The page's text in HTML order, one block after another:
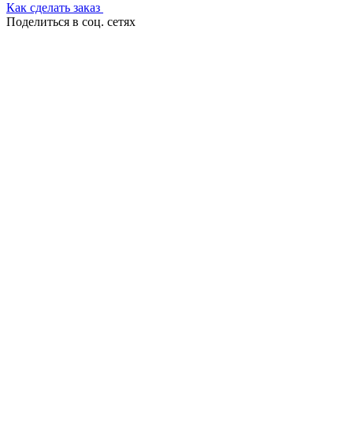
Как сделать заказ
Поделиться в соц. сетях